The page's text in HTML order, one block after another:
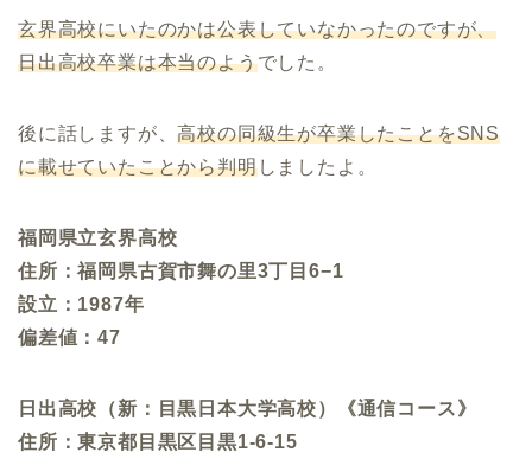
玄界高校にいたのかは公表していなかったのですが、
日出高校卒業は本当のようでした。
後に話しますが、高校の同級生が卒業したことをSNS
に載せていたことから判明しましたよ。
福岡県立玄界高校
住所：福岡県古賀市舞の里3丁目6−1
設立：1987年
偏差値：47
日出高校（新：目黒日本大学高校）《通信コース》
住所：東京都目黒区目黒1-6-15